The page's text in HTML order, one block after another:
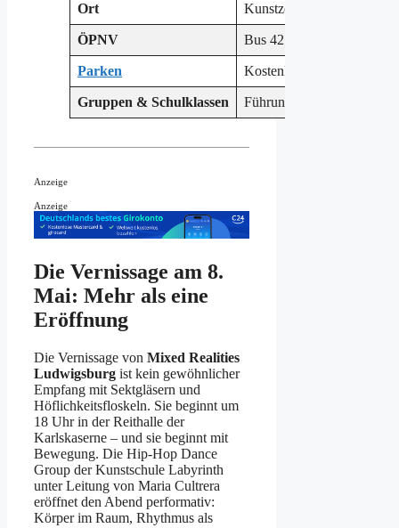
Ort Kunstzentrum
ÖPNV Bus 421 oder 533 ab
Parken Kostenlos im Hof der
Gruppen & Schulklassen Führungen nach
Anzeige
Anzeige
Die Vernissage am 8.
Mai: Mehr als eine
Eröffnung
Die Vernissage von Mixed Realities
Ludwigsburg ist kein gewöhnlicher
Empfang mit Sektgläsern und
Höflichkeitsfloskeln. Sie beginnt um
18 Uhr in der Reithalle der
Karlskaserne – und sie beginnt mit
Bewegung. Die Hip-Hop Dance
Group der Kunstschule Labyrinth
unter Leitung von Maria Cultrera
eröffnet den Abend performativ:
Körper im Raum, Rhythmus als